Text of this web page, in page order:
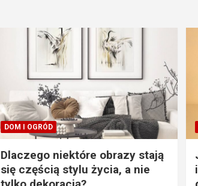
DOM I OGRÓD
Dlaczego niektóre obrazy stają
się częścią stylu życia, a nie